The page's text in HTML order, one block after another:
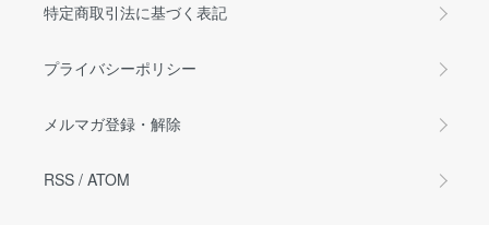
特定商取引法に基づく表記
プライバシーポリシー
メルマガ登録・解除
RSS / ATOM